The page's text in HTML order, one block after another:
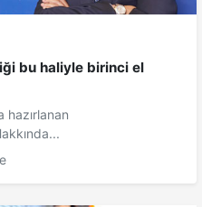
bu haliyle birinci el
hazırlanan